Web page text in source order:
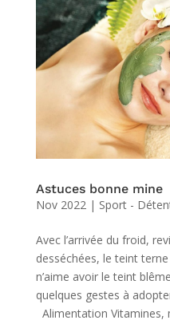
Astuces bonne mine
Nov 2022 | Sport -
Avec l’arrivée du froid,
desséchées, le teint
n’aime avoir le teint
quelques gestes à
Alimentation Vitamines,